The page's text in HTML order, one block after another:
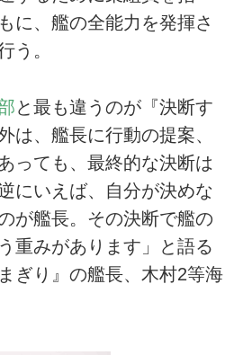
に、艦の全能力を発揮さ
う。
と最も違うのが『決断す
は、艦長に行動の提案、
っても、最終的な決断は
にいえば、自分が決めな
が艦長。その決断で艦の
重みがあります」と語る
ぎり』の艦長、木村2等海